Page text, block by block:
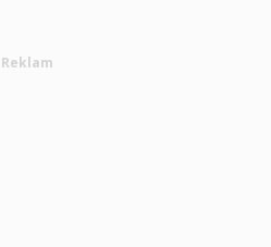
Reklam